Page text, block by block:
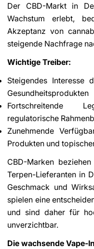
Der CBD-Markt in
Wachstum erlebt,
Akzeptanz von
steigende Nachfrage
Wichtige Treiber:
Steigendes Interesse
Gesundheitsprodukten
Fortschreitende
regulatorische
Zunehmende
Produkten und
CBD-Marken
Terpen-Lieferanten in
Geschmack und
spielen eine
und sind daher für
unverzichtbar.
Die wachsende Vape-